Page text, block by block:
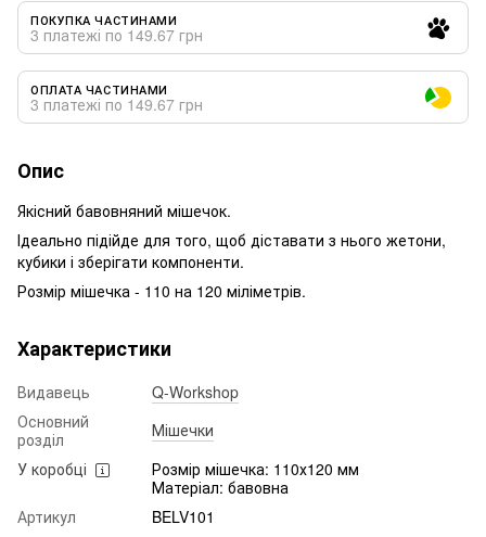
ПОКУПКА ЧАСТИНАМИ
3 платежі по 149.67 грн
ОПЛАТА ЧАСТИНАМИ
3 платежі по 149.67 грн
Опис
Якісний бавовняний мішечок.
Ідеально підійде для того, щоб діставати з нього жетони,
кубики і зберігати компоненти.
Розмір мішечка - 110 на 120 міліметрів.
Характеристики
Видавець
Q-Workshop
Основний
розділ
Мішечки
У коробці
Розмір мішечка: 110х120 мм
Матеріал: бавовна
Артикул
BELV101